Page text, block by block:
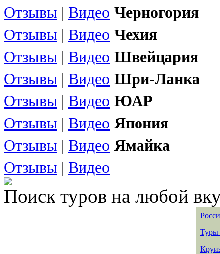
Отзывы | Видео Черногория
Отзывы | Видео Чехия
Отзывы | Видео Швейцария
Отзывы | Видео Шри-Ланка
Отзывы | Видео ЮАР
Отзывы | Видео Япония
Отзывы | Видео Ямайка
Отзывы | Видео
Поиск туров на любой
Туры